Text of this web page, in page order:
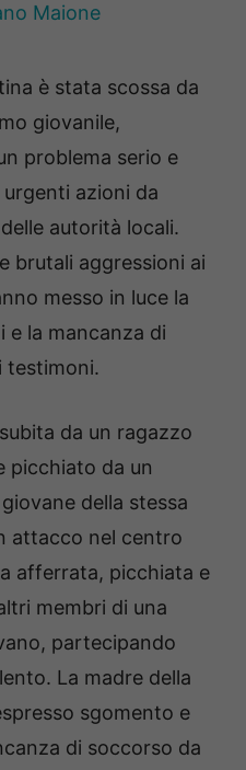
Maione
è stata scossa da
giovanile,
problema serio e
azioni da
autorità locali.
brutali aggressioni ai
messo in luce la
e la mancanza di
testimoni.
da un ragazzo
picchiato da un
della stessa
attacco nel centro
afferrata, picchiata e
membri di una
partecipando
La madre della
sgomento e
di soccorso da